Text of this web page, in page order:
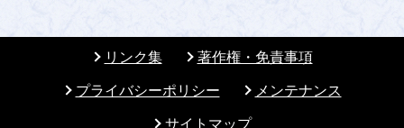
リンク集
著作権・免責事項
プライバシーポリシー
メンテナンス
サイトマップ